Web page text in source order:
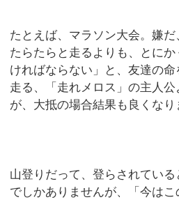
たとえば、マラソン大会。嫌
たらたらと走るよりも、とに
ければならない」と、友達の
走る、「走れメロス」の主人
が、大抵の場合結果も良くなり
山登りだって、登らされてい
でしかありませんが、「今は